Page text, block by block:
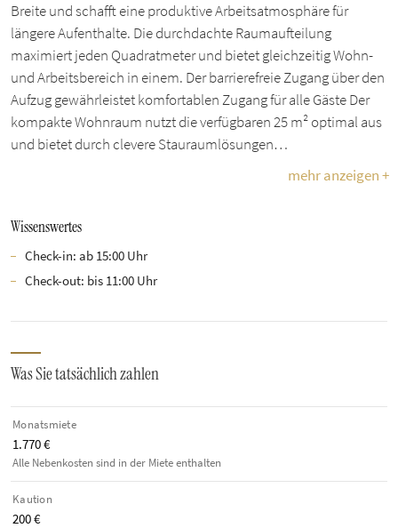
Breite und schafft eine produktive Arbeitsatmosphäre für
längere Aufenthalte. Die durchdachte Raumaufteilung
maximiert jeden Quadratmeter und bietet gleichzeitig Wohn-
und Arbeitsbereich in einem. Der barrierefreie Zugang über den
Aufzug gewährleistet komfortablen Zugang für alle Gäste Der
kompakte Wohnraum nutzt die verfügbaren 25 m² optimal aus
und bietet durch clevere Stauraumlösungen…
mehr anzeigen +
Wissenswertes
Check-in: ab 15:00 Uhr
Check-out: bis 11:00 Uhr
Was Sie tatsächlich zahlen
Monatsmiete
1.770 €
Alle Nebenkosten sind in der Miete enthalten
Kaution
200 €